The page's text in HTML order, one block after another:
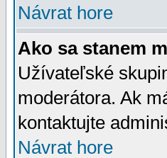
Návrat hore
Ako sa stanem
Užívateľské
moderátora. Ak
kontaktujte
Návrat hore